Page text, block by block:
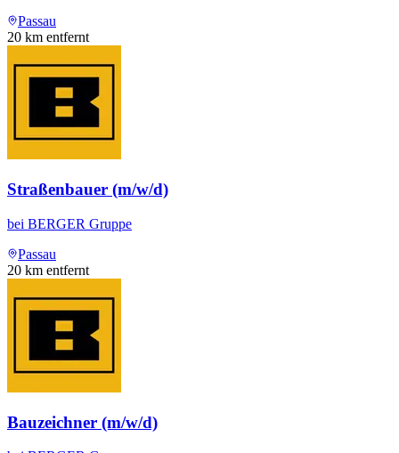
Passau
20 km entfernt
Straßenbauer (m/w/d)
bei BERGER Gruppe
Passau
20 km entfernt
Bauzeichner (m/w/d)